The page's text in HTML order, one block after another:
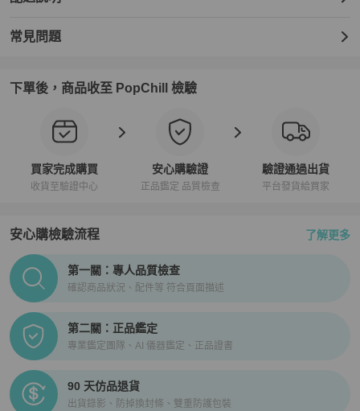
常見問題
下單後，商品收至 PopChill 檢驗
買家完成購買
收貨至驗證中心
安心購驗證
正品鑑定 品質檢查
驗證通過出貨
平台發貨給買家
安心購檢驗流程 了解更多
PopChill拍拍圈正品驗證、安心購檢驗流程介紹
第一關：專人品質檢查
確認商品狀況、配件等 符合頁面描述
第二關：正品鑑定
專業鑑定團隊、AI 儀器鑑定、正品證書
90 天仿品退貨
出貨錄影、防掉換封條、雙重防護包裝